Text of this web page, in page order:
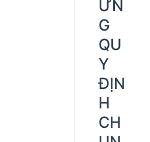
ỮN
G
QU
Y
ĐỊN
H
CH